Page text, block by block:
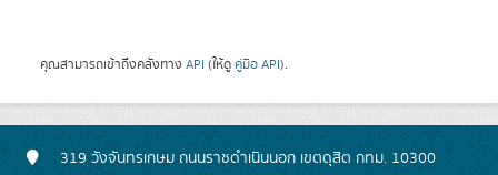
คุณสามารถเข้าถึงคลังทาง API (ให้ดู คู่มือ API).
319 วังจันทรเกษม ถนนราชดำเนินนอก เขตดุสิต กทม. 10300